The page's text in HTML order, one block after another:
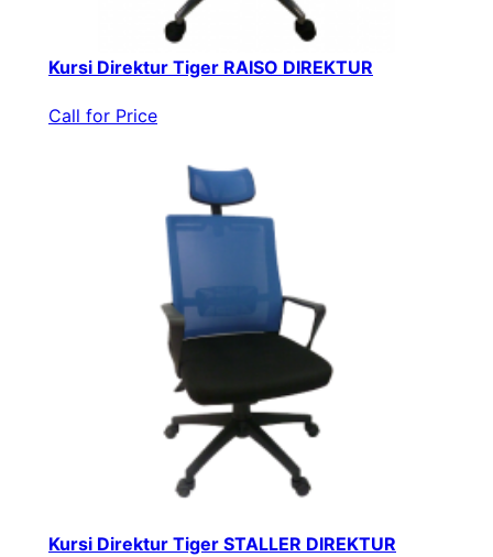
Kursi Direktur Tiger RAISO DIREKTUR
Call for Price
Kursi Direktur Tiger STALLER DIREKTUR